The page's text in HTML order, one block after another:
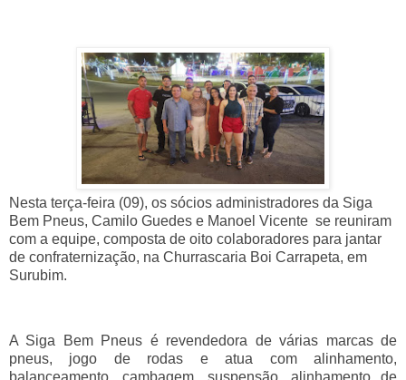
Nesta terça-feira (09), os sócios administradores da Siga
Bem Pneus, Camilo Guedes e Manoel Vicente se reuniram
com a equipe, composta de oito colaboradores para jantar
de confraternização, na Churrascaria Boi Carrapeta, em
Surubim.
A Siga Bem Pneus é revendedora de várias marcas de
pneus, jogo de rodas e atua com alinhamento,
balanceamento, cambagem, suspensão, alinhamento de